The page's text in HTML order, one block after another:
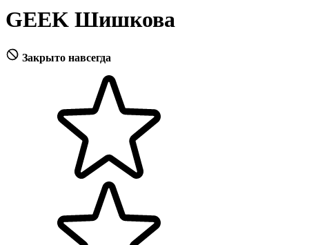
GEEK Шишкова
Закрыто навсегда